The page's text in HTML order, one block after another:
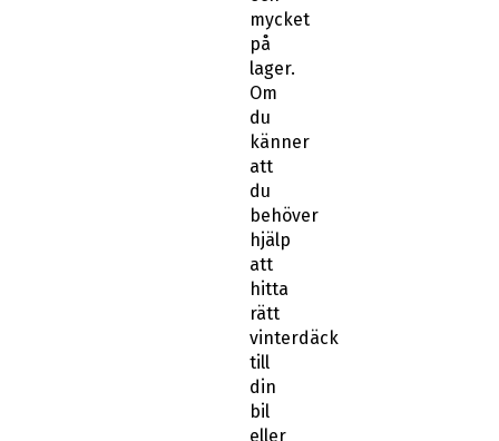
mycket
på
lager.
Om
du
känner
att
du
behöver
hjälp
att
hitta
rätt
vinterdäck
till
din
bil
eller